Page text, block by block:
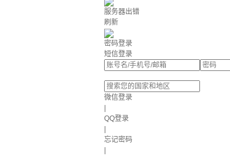
服务器出错
刷新
密码登录
短信登录
微信登录
QQ登录
忘记密码